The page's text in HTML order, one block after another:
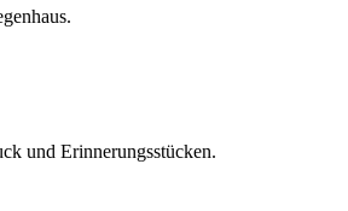
und Erinnerungsstücken.